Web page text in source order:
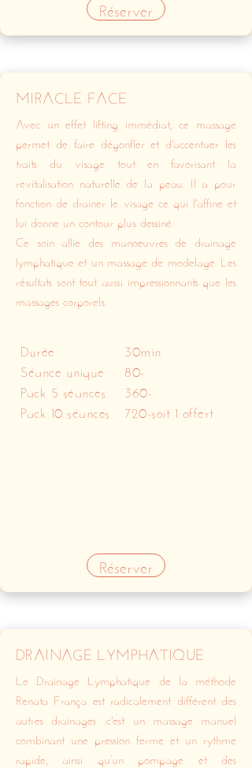
Réserver
MIRACLE FACE
Avec un effet lifting immédiat, ce massage
permet de faire dégonfler et d'accentuer les
traits du visage tout en favorisant la
revitalisation naturelle de la peau. Il a pour
fonction de drainer le visage ce qui l'affine et
lui donne un contour plus dessiné.
Ce soin allie des manoeuvres de drainage
lymphatique et un massage de modelage. Les
résultats sont tout aussi impressionnants que les
massages corporels.
Durée
Séance unique
Pack 5 séances
Pack 10 séances
30min
80-
360-
720-soit 1 offert
Réserver
DRAINAGE LYMPHATIQUE
Le Drainage Lymphatique de la méthode
Renata França est radicalement différent des
autres drainages :c'est un massage manuel
combinant une pression ferme et un rythme
rapide, ainsi qu’un pompage et des